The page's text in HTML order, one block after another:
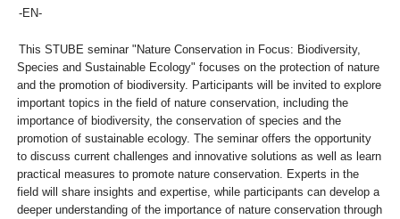
-EN-
This STUBE seminar "Nature Conservation in Focus: Biodiversity,
Species and Sustainable Ecology" focuses on the protection of nature
and the promotion of biodiversity. Participants will be invited to explore
important topics in the field of nature conservation, including the
importance of biodiversity, the conservation of species and the
promotion of sustainable ecology. The seminar offers the opportunity
to discuss current challenges and innovative solutions as well as learn
practical measures to promote nature conservation. Experts in the
field will share insights and expertise, while participants can develop a
deeper understanding of the importance of nature conservation through